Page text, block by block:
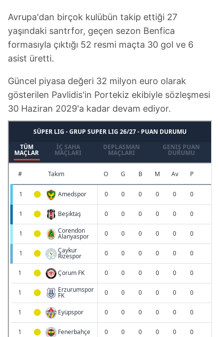
Avrupa'dan birçok kulübün takip ettiği 27
yaşındaki santrfor, geçen sezon Benfica
formasıyla çıktığı 52 resmi maçta 30 gol ve 6
asist üretti.
Güncel piyasa değeri 32 milyon euro olarak
gösterilen Pavlidis'in Portekiz ekibiyle sözleşmesi
30 Haziran 2029'a kadar devam ediyor.